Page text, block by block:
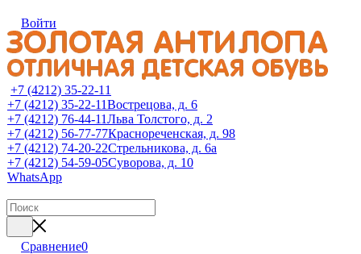
Войти
+7 (4212) 35-22-11
+7 (4212) 35-22-11Вострецова, д. 6
+7 (4212) 76-44-11Льва Толстого, д. 2
+7 (4212) 56-77-77Краснореченская, д. 98
+7 (4212) 74-20-22Стрельникова, д. 6а
+7 (4212) 54-59-05Суворова, д. 10
WhatsApp
Сравнение0